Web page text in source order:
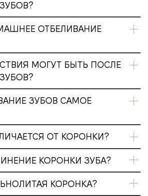
ОТБЕЛИВАНИЕ
МОГУТ БЫТЬ ПОСЛЕ
ЗУБОВ САМОЕ
ОТ КОРОНКИ?
КОРОНКИ ЗУБА?
КОРОНКА?